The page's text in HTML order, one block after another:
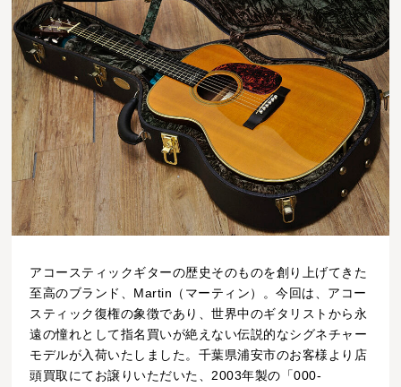
アコースティックギターの歴史そのものを創り上げてきた
至高のブランド、Martin（マーティン）。今回は、アコー
スティック復権の象徴であり、世界中のギタリストから永
遠の憧れとして指名買いが絶えない伝説的なシグネチャー
モデルが入荷いたしました。千葉県浦安市のお客様より店
頭買取にてお譲りいただいた、2003年製の「000-